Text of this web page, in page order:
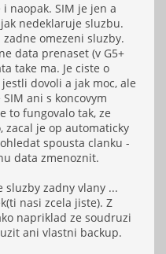
naopak. SIM je jen a
nedeklaruje sluzbu.
omezeni sluzby.
data prenaset (v G5+
take ma. Je ciste o
dovoli a jak moc, ale
ani s koncovym
to fungovalo tak, ze
zacal je op automaticky
spousta clanku -
data zmenoznit.
sluzby zadny vlany ...
nasi zcela jiste). Z
napriklad ze soudruzi
ani vlastni backup.